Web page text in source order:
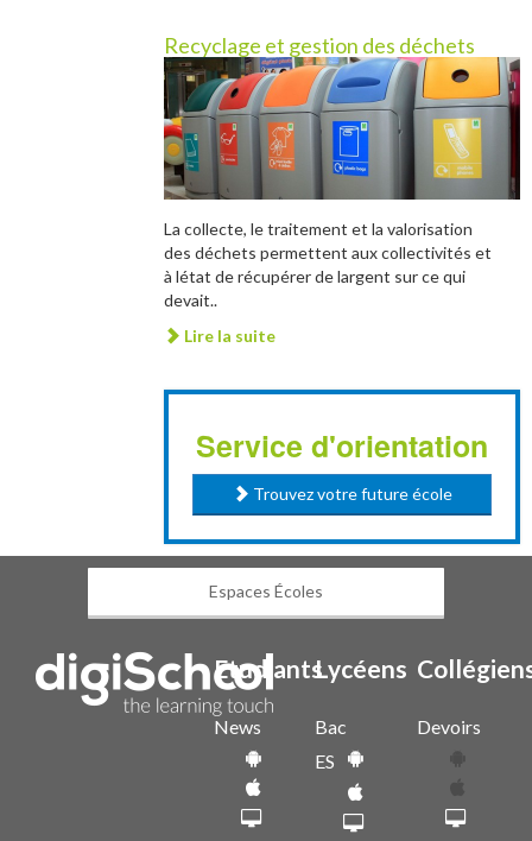
Recyclage et gestion des déchets
La collecte, le traitement et la valorisation
des déchets permettent aux collectivités et
à létat de récupérer de largent sur ce qui
devait..
Lire la suite
Service d'orientation
Trouvez votre future école
Espaces Écoles
Etudiants
News
Lycéens
Bac
ES
Devoirs